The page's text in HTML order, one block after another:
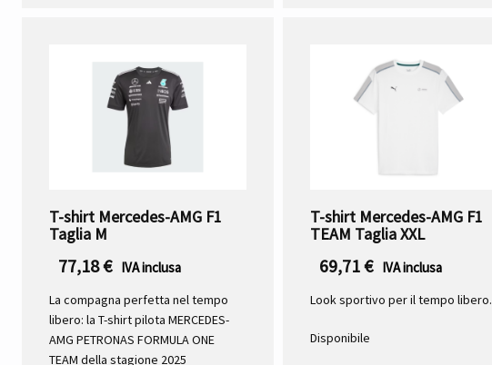
T-shirt Mercedes-AMG F1
Taglia M
77,18€ IVA inclusa
La compagna perfetta nel tempo
libero: la T-shirt pilota MERCEDES-
AMG PETRONAS FORMULA ONE
TEAM della stagione 2025
T-shirt Mercedes-AMG F1
TEAM Taglia XXL
69,71€ IVA inclusa
Look sportivo per il tempo libero.
Disponibile